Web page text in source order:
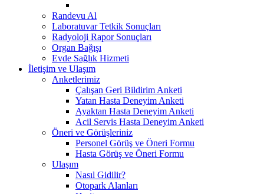
Randevu Al
Laboratuvar Tetkik Sonuçları
Radyoloji Rapor Sonuçları
Organ Bağışı
Evde Sağlık Hizmeti
İletişim ve Ulaşım
Anketlerimiz
Çalışan Geri Bildirim Anketi
Yatan Hasta Deneyim Anketi
Ayaktan Hasta Deneyim Anketi
Acil Servis Hasta Deneyim Anketi
Öneri ve Görüşleriniz
Personel Görüş ve Öneri Formu
Hasta Görüş ve Öneri Formu
Ulaşım
Nasıl Gidilir?
Otopark Alanları